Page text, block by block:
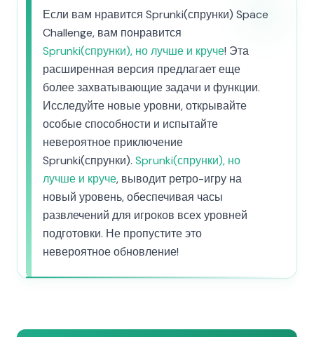
Если вам нравится Sprunki(спрунки) Space
Challenge, вам понравится
Sprunki(спрунки), но лучше и круче! Эта
расширенная версия предлагает еще
более захватывающие задачи и функции.
Исследуйте новые уровни, открывайте
особые способности и испытайте
невероятное приключение
Sprunki(спрунки). Sprunki(спрунки), но
лучше и круче, выводит ретро-игру на
новый уровень, обеспечивая часы
развлечений для игроков всех уровней
подготовки. Не пропустите это
невероятное обновление!